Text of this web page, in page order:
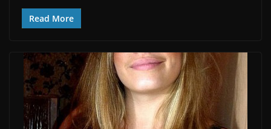
Read More